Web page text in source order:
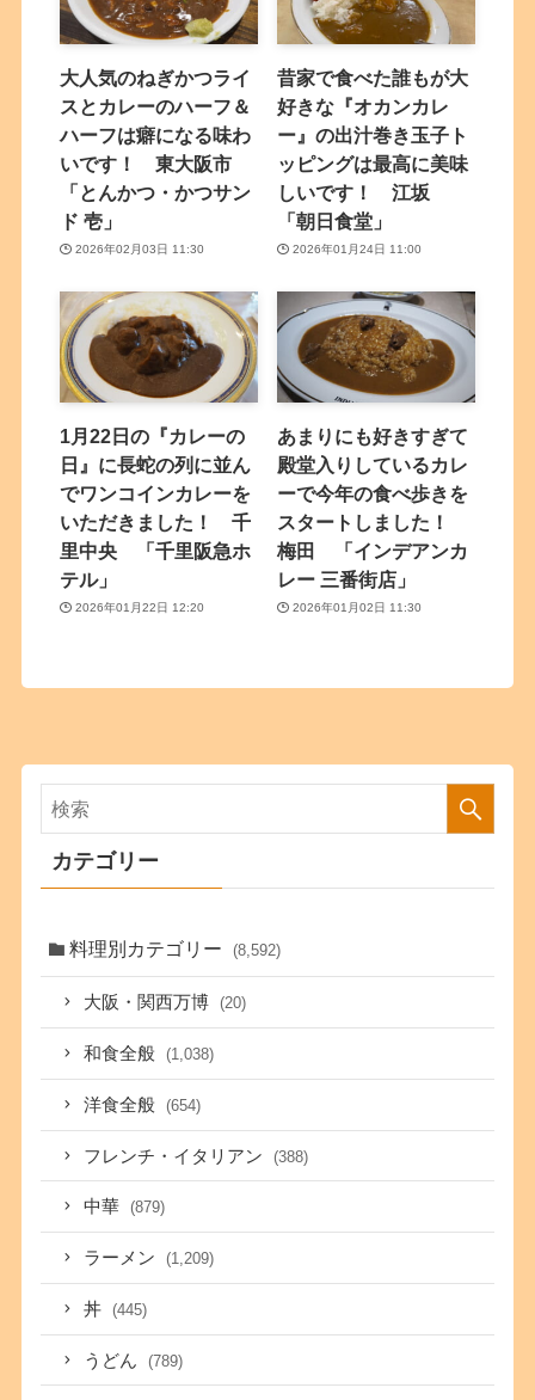
大人気のねぎかつライ
スとカレーのハーフ＆
ハーフは癖になる味わ
いです！ 東大阪市
「とんかつ・かつサン
ド 壱」
2026年02月03日 11:30
昔家で食べた誰もが大
好きな『オカンカレ
ー』の出汁巻き玉子ト
ッピングは最高に美味
しいです！ 江坂
「朝日食堂」
2026年01月24日 11:00
1月22日の『カレーの
日』に長蛇の列に並ん
でワンコインカレーを
いただきました！ 千
里中央 「千里阪急ホ
テル」
2026年01月22日 12:20
あまりにも好きすぎて
殿堂入りしているカレ
ーで今年の食べ歩きを
スタートしました！
梅田 「インデアンカ
レー 三番街店」
2026年01月02日 11:30
カテゴリー
料理別カテゴリー (8,592)
大阪・関西万博 (20)
和食全般 (1,038)
洋食全般 (654)
フレンチ・イタリアン (388)
中華 (879)
ラーメン (1,209)
丼 (445)
うどん (789)